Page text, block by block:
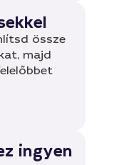
össze
majd
ingyen